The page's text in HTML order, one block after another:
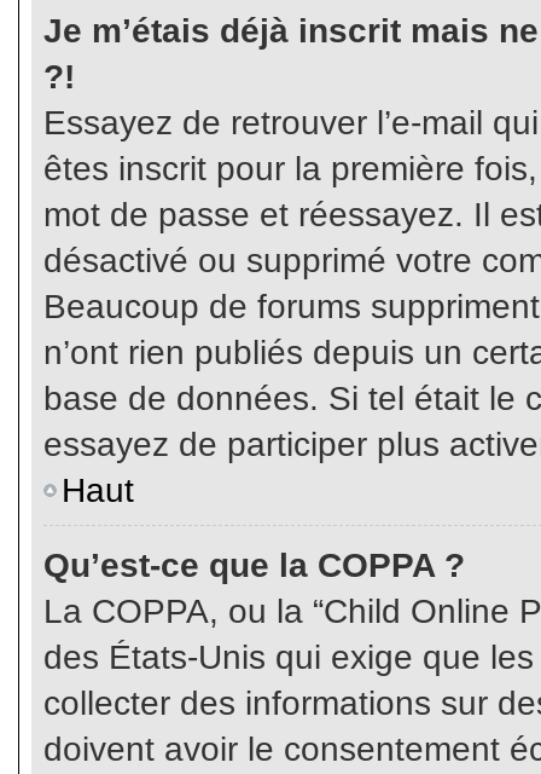
Je m’étais déjà inscrit mais
?!
Essayez de retrouver l’e-mail
êtes inscrit pour la première
mot de passe et réessayez. Il
désactivé ou supprimé votre
Beaucoup de forums
n’ont rien publiés depuis un
base de données. Si tel était le
essayez de participer plus
Haut
Qu’est-ce que la COPPA ?
La COPPA, ou la “Child Online
des États-Unis qui exige que
collecter des informations sur
doivent avoir le consentement